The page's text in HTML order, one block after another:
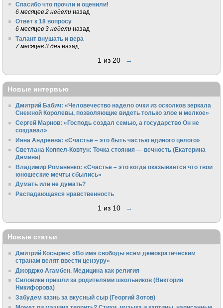
Спасибо что прочли и оценили!
6 месяцев 2 недели назад
Ответ к 18 вопросу
6 месяцев 3 недели назад
Талант внушать и вера
7 месяцев 3 дня назад
1 из 20 →
Новые интервью
Дмитрий Бабич: «Человечество надело очки из осколков зеркала
Снежной Королевы, позволяющие видеть только злое и мелкое»
Сергей Марнов: «Господь создал семью, а государство Он не
создавал»
Инна Андреева: «Счастье – это быть частью единого целого»
Светлана Коппел-Ковтун: Точка стояния — вечность (Екатерина
Демина)
Владимир Романенко: «Счастье – это когда оказывается что твои
юношеские мечты сбылись»
Думать или не думать?
Распадающаяся нравственность
1 из 10 →
Новые статьи
Дмитрий Косырев: «Во имя свободы всем демократическим
странам велят ввести цензуру»
Джорджо Агамбен. Медицина как религия
Силовики пришли за родителями школьников (Виктория
Никифорова)
Забудем казнь за вкусный сыр (Георгий Зотов)